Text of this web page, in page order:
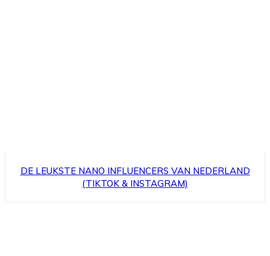
DE LEUKSTE NANO INFLUENCERS VAN NEDERLAND
(TIKTOK & INSTAGRAM)